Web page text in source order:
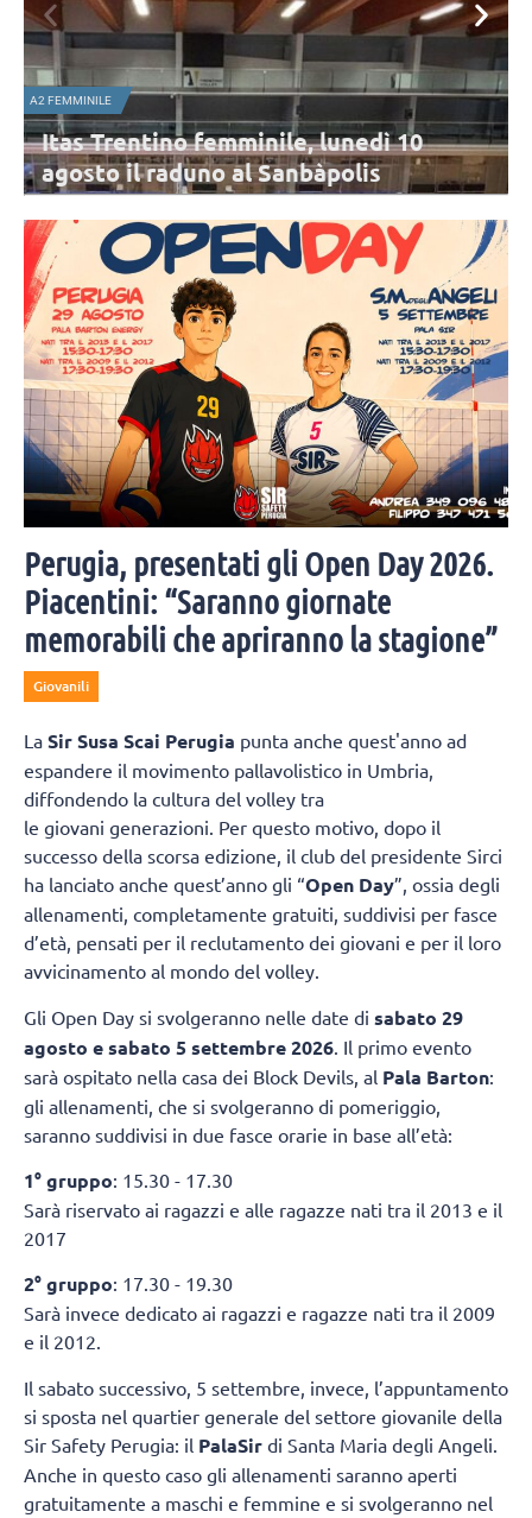
lunedì 10
Presenti tutte le atlete in rosa,
NAZIONALE FEMMINILE
Nazionale B
dalla Svezia di Haak
Urbino
3-2 contro la Svezia. Top scorer per le
combattuto è Obossa.
Perugia, presentati gli Open Day 2026.
Piacentini: “Saranno giornate
memorabili che apriranno la stagione”
Giovanili
La Sir Susa Scai Perugia punta anche quest'anno ad
espandere il movimento pallavolistico in Umbria,
diffondendo la cultura del volley tra
le giovani generazioni. Per questo motivo, dopo il
successo della scorsa edizione, il club del presidente Sirci
ha lanciato anche quest’anno gli “Open Day”, ossia degli
allenamenti, completamente gratuiti, suddivisi per fasce
d’età, pensati per il reclutamento dei giovani e per il loro
avvicinamento al mondo del volley.
Gli Open Day si svolgeranno nelle date di sabato 29
agosto e sabato 5 settembre 2026 . Il primo evento
sarà ospitato nella casa dei Block Devils, al Pala Barton:
gli allenamenti, che si svolgeranno di pomeriggio,
saranno suddivisi in due fasce orarie in base all’età:
1° gruppo: 15.30 - 17.30
Sarà riservato ai ragazzi e alle ragazze nati tra il 2013 e il
2017
2° gruppo: 17.30 - 19.30
Sarà invece dedicato ai ragazzi e ragazze nati tra il 2009
e il 2012.
Il sabato successivo, 5 settembre, invece, l’appuntamento
si sposta nel quartier generale del settore giovanile della
Sir Safety Perugia: il PalaSir di Santa Maria degli Angeli.
Anche in questo caso gli allenamenti saranno aperti
gratuitamente a maschi e femmine e si svolgeranno nel